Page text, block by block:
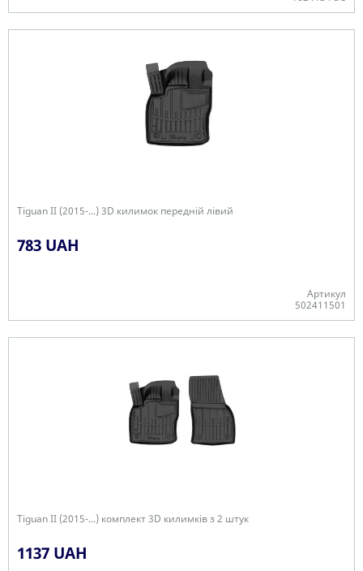
Tiguan II (2015-...) 3D килимок передній лівий
783 UAH
Артикул
502411501
Tiguan II (2015-...) комплект 3D килимків з 2 штук
1137 UAH